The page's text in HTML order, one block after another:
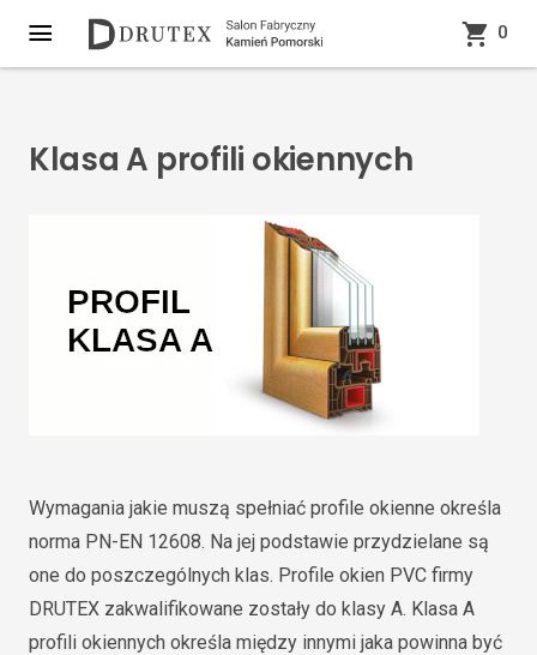
0
Klasa A profili okiennych
Wymagania jakie muszą spełniać profile okienne określa
norma PN-EN 12608. Na jej podstawie przydzielane są
one do poszczególnych klas. Profile okien PVC firmy
DRUTEX zakwalifikowane zostały do klasy A. Klasa A
profili okiennych określa między innymi jaka powinna być